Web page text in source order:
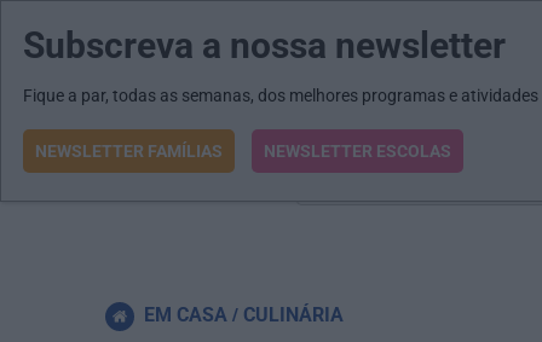
MENU MAIL JORNAIS
O que procura?
EM CASA CULINÁRIA
Subscreva a nossa newsletter
Fique a par, todas as semanas, dos melhores programas e
NEWSLETTER FAMÍLIAS NEWSLETTER ESCOLAS